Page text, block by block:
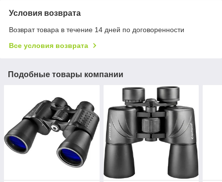
Условия возврата
Возврат товара в течение 14 дней по договоренности
Все условия возврата
Подобные товары компании